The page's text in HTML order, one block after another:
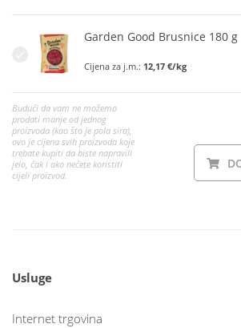
Garden Good Brusnice 180 g
Cijena za j.m.: 12,17 €/kg
Budući da vam ne možemo
prodati manje od jednog
proizvoda (kao što je pola sira),
ovo je cijena svih proizvoda koje
trebate kupiti da biste napravili
jelo, čak i ako nećete koristiti
cijeli proizvod.
Usluge
Internet trgovina